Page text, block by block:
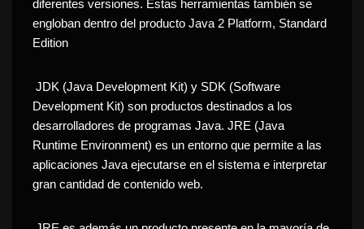
diferentes versiones. Estas herramientas también se
engloban dentro del producto Java 2 Platform, Standard
Edition
JDK (Java Development Kit) y SDK (Software
Development Kit) son productos destinados a los
desarrolladores de programas Java. JRE (Java
Runtime Environment) es un entorno que permite a las
aplicaciones Java ejecutarse en el sistema e interpretar
gran cantidad de contenido web.